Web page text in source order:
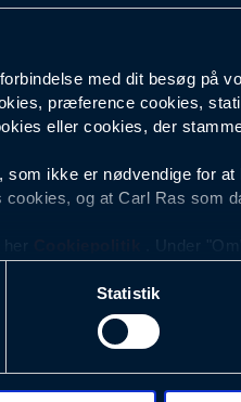
med dit besøg på
præference cookies,
eller cookies, der
ikke er nødvendige for at
og at Carl Ras som
. Under
design, brugervenlighed og
der er mest populære, og
der besøges, browsertype,
Statistik